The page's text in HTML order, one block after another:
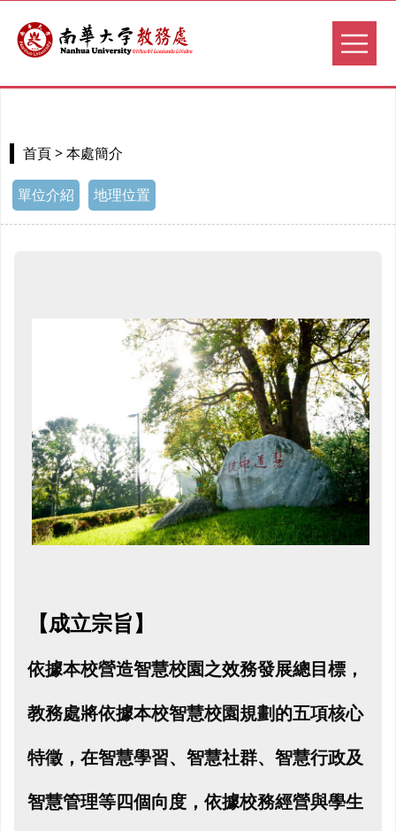
首頁 > 本處簡介
單位介紹 地理位置
【成立宗旨】
依據本校營造智慧校園之效務發展總目標，
教務處將依據本校智慧校園規劃的五項核心
特徵，在智慧學習、智慧社群、智慧行政及
智慧管理等四個向度，依據校務經營與學生